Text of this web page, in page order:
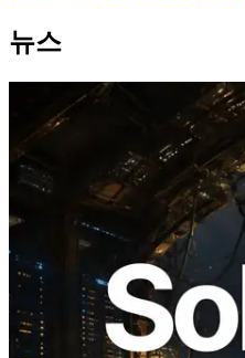
뉴스
2026.08.05